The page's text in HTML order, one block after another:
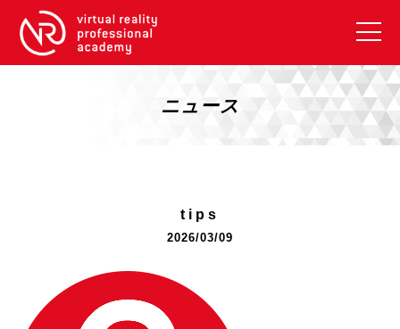
VRアカデミーとは
【2026年10月】ARエキスパートコース
【2026年10月】XRプロフェッショナル
《リスキリング補助金コース》
ニュース
tips
2026/03/09